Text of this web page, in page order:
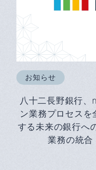
お知らせ
八十二長野銀行、
ン業務プロセスを
する未来の銀行へ
業務の統合